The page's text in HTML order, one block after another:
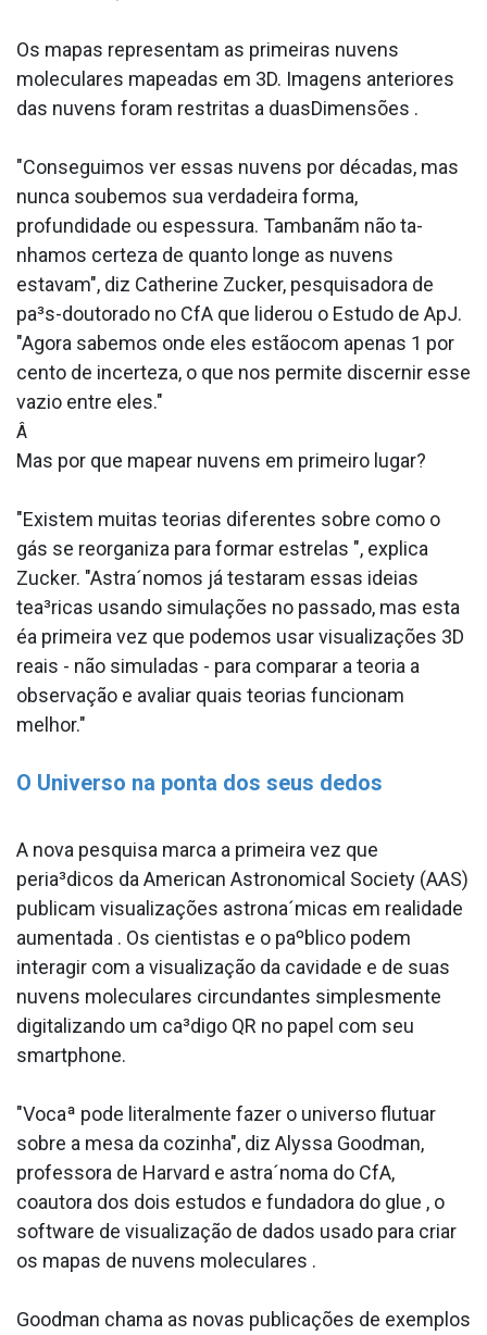
Os mapas representam as primeiras nuvens
moleculares mapeadas em 3D. Imagens anteriores
das nuvens foram restritas a duasDimensões .
"Conseguimos ver essas nuvens por décadas, mas
nunca soubemos sua verdadeira forma,
profundidade ou espessura. Tambanãm não ta­
nhamos certeza de quanto longe as nuvens
estavam", diz Catherine Zucker, pesquisadora de
pa³s-doutorado no CfA que liderou o Estudo de ApJ.
"Agora sabemos onde eles estãocom apenas 1 por
cento de incerteza, o que nos permite discernir esse
vazio entre eles."
Â
Mas por que mapear nuvens em primeiro lugar?
"Existem muitas teorias diferentes sobre como o
gás se reorganiza para formar estrelas ", explica
Zucker. "Astra´nomos já testaram essas ideias
tea³ricas usando simulações no passado, mas esta
éa primeira vez que podemos usar visualizações 3D
reais - não simuladas - para comparar a teoria a
observação e avaliar quais teorias funcionam
melhor."
O Universo na ponta dos seus dedos
A nova pesquisa marca a primeira vez que
peria³dicos da American Astronomical Society (AAS)
publicam visualizações astrona´micas em realidade
aumentada . Os cientistas e o paºblico podem
interagir com a visualização da cavidade e de suas
nuvens moleculares circundantes simplesmente
digitalizando um ca³digo QR no papel com seu
smartphone.
"Vocaª pode literalmente fazer o universo flutuar
sobre a mesa da cozinha", diz Alyssa Goodman,
professora de Harvard e astra´noma do CfA,
coautora dos dois estudos e fundadora do glue , o
software de visualização de dados usado para criar
os mapas de nuvens moleculares .
Goodman chama as novas publicações de exemplos